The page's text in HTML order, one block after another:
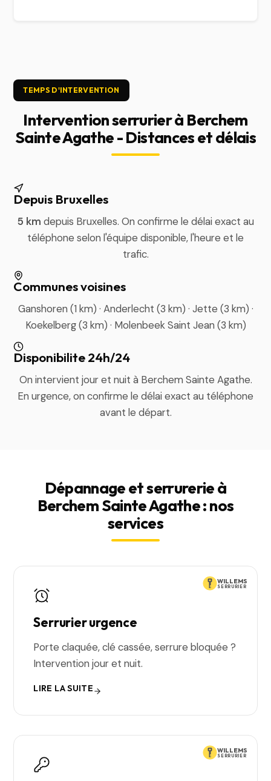
TEMPS D'INTERVENTION
Intervention serrurier à Berchem
Sainte Agathe - Distances et délais
Depuis Bruxelles
5 km depuis Bruxelles. On confirme le délai exact au
téléphone selon l'équipe disponible, l'heure et le
trafic.
Communes voisines
Ganshoren (1 km) · Anderlecht (3 km) · Jette (3 km) ·
Koekelberg (3 km) · Molenbeek Saint Jean (3 km)
Disponibilite 24h/24
On intervient jour et nuit à Berchem Sainte Agathe.
En urgence, on confirme le délai exact au téléphone
avant le départ.
Dépannage et serrurerie à
Berchem Sainte Agathe : nos
services
WILLEMS
SERRURIER
Serrurier urgence
Porte claquée, clé cassée, serrure bloquée ?
Intervention jour et nuit.
LIRE LA SUITE
WILLEMS
SERRURIER